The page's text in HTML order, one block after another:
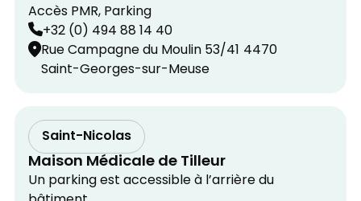
Accès PMR, Parking
+32 (0) 494 88 14 40
Rue Campagne du Moulin 53/41 4470
Saint-Georges-sur-Meuse
Saint-Nicolas
Maison Médicale de Tilleur
Un parking est accessible à l’arrière du